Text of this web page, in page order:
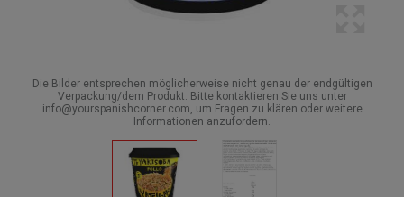
Die Bilder entsprechen möglicherweise nicht genau der endgültigen
Verpackung/dem Produkt. Bitte kontaktieren Sie uns unter
info@yourspanishcorner.com, um Fragen zu klären oder weitere
Informationen anzufordern.